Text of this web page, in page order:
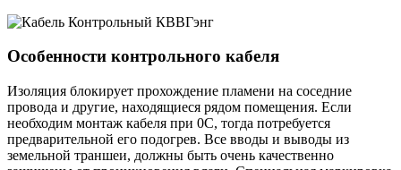
Особенности контрольного кабеля
Изоляция блокирует прохождение пламени на соседние
провода и другие, находящиеся рядом помещения. Если
необходим монтаж кабеля при 0С, тогда потребуется
предварительной его подогрев. Все вводы и выводы из
земельной траншеи, должны быть очень качественно